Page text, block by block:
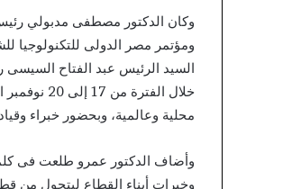
السيد الرئيس عبد الفتاح السيسى
خلال
محلية وعالمية، وبحضور خبراء
وأضاف الدكتور عمرو طلعت فى
وخبرات أبناء القطاع ليتحول